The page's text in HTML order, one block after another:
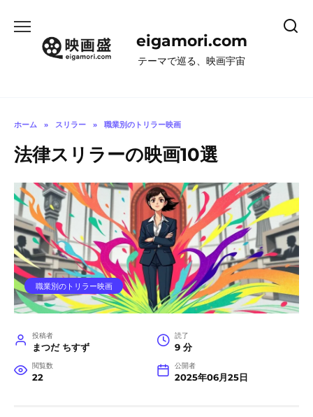
eigamori.com
テーマで巡る、映画宇宙
ホーム » スリラー » 職業別のトリラー映画
法律スリラーの映画10選
職業別のトリラー映画
投稿者
まつだ ちすず
読了
9 分
閲覧数
22
公開者
2025年06月25日